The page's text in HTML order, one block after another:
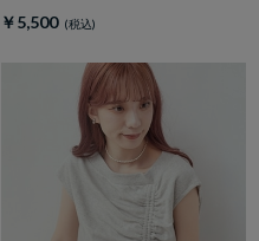
￥5,500